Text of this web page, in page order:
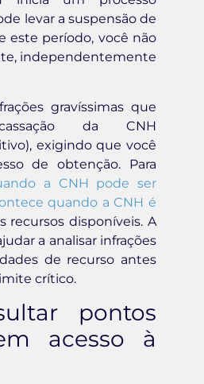
levar a suspensão de
este período, você não
independentemente
gravíssimas que
da CNH
exigindo que você
de obtenção. Para
a CNH pode ser
quando a CNH é
recursos disponíveis. A
a analisar infrações
de recurso antes
crítico.
pontos
acesso à